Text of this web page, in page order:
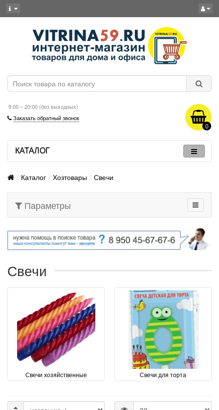
9:00 – 20:00 (без выходных)
Заказать обратный звонок
0
КАТАЛОГ
Каталог Хозтовары Свечи
Параметры
Свечи
Свечи хозяйственные Свечи для торта